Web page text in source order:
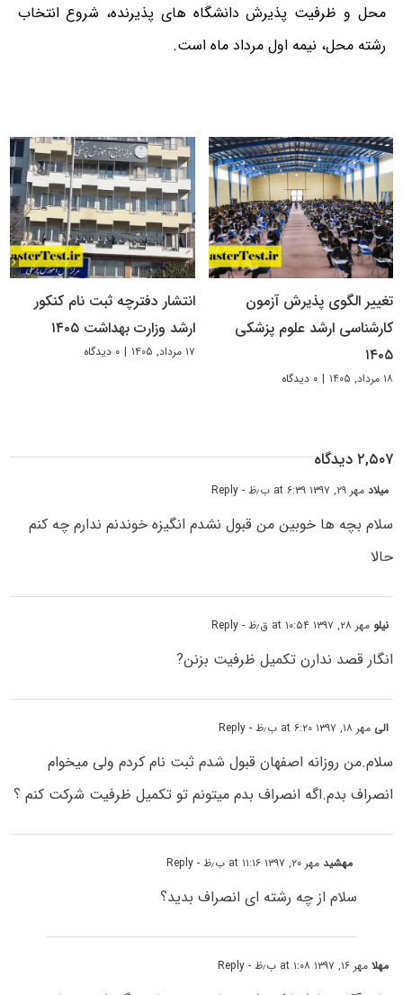
محل و ظرفیت پذیرش دانشگاه های پذیرنده، شروع انتخاب
رشته محل، نیمه اول مرداد ماه است.
تغییر الگوی پذیرش آزمون
کارشناسی ارشد علوم پزشکی
۱۴۰۵
۱۸ مرداد, ۱۴۰۵ | ۰ دیدگاه
انتشار دفترچه ثبت نام کنکور
ارشد وزارت بهداشت ۱۴۰۵
۱۷ مرداد, ۱۴۰۵ | ۰ دیدگاه
۲,۵۰۷ دیدگاه
میلادمهر ۲۹, ۱۳۹۷ at ۶:۳۹ ب٫ظ - Reply
سلام بچه ها خوبین من قبول نشدم انگیزه خوندنم ندارم چه کنم
حالا
نیلو مهر ۲۸, ۱۳۹۷ at ۱۰:۵۴ ق٫ظ - Reply
انگار قصد ندارن تکمیل ظرفیت بزنن?
الی مهر ۱۸, ۱۳۹۷ at ۶:۲۰ ب٫ظ - Reply
سلام.من روزانه اصفهان قبول شدم ثبت نام کردم ولی میخوام
انصراف بدم.اگه انصراف بدم میتونم تو تکمیل ظرفیت شرکت کنم ؟
مهشیدمهر ۲۰, ۱۳۹۷ at ۱۱:۱۶ ب٫ظ - Reply
سلام از چه رشته ای انصراف بدید؟
مهلامهر ۱۶, ۱۳۹۷ at ۱:۰۸ ب٫ظ - Reply